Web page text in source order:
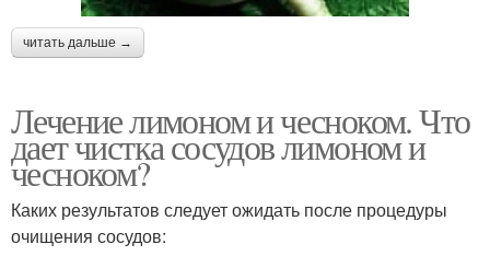
читать дальше →
Лечение лимоном и чесноком. Что
дает чистка сосудов лимоном и
чесноком?
Каких результатов следует ожидать после процедуры
очищения сосудов: